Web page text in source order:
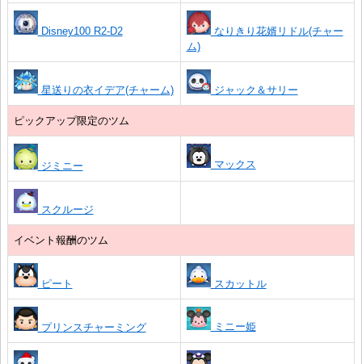
Disney100 R2-D2
なりきり花婿リドル(チャー
ム)
星送りの衣イデア(チャーム) ジャック＆サリー
ピックアップ限定のツム
ジミニー マックス
スクルージ
イベント報酬のツム
ピート スカットル
プリンスチャーミング ミニー姫